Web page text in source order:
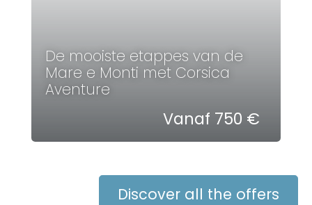
De mooiste etappes van de
Mare e Monti met Corsica
Aventure
Vanaf 750 €
Discover all the offers